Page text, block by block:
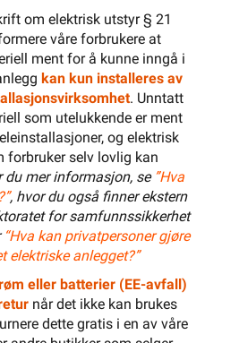
om elektrisk utstyr § 21
våre forbrukere at
ment for å kunne inngå i
kan kun installeres av
. Unntatt
som utelukkende er ment
og elektrisk
forbruker selv lovlig kan
du mer informasjon, se ”Hva
, hvor du også finner ekstern
for samfunnssikkerhet
“Hva kan privatpersoner gjøre
elektriske anlegget?”
eller batterier (EE-avfall)
når det ikke kan brukes
dette gratis i en av våre